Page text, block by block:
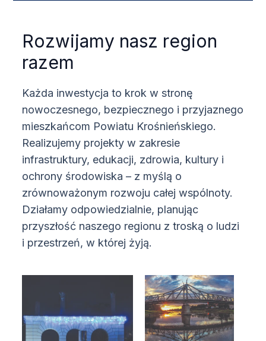
Rozwijamy nasz region
razem
Każda inwestycja to krok w stronę
nowoczesnego, bezpiecznego i przyjaznego
mieszkańcom Powiatu Krośnieńskiego.
Realizujemy projekty w zakresie
infrastruktury, edukacji, zdrowia, kultury i
ochrony środowiska – z myślą o
zrównoważonym rozwoju całej wspólnoty.
Działamy odpowiedzialnie, planując
przyszłość naszego regionu z troską o ludzi
i przestrzeń, w której żyją.